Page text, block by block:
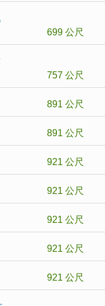
699 公尺
757 公尺
891 公尺
891 公尺
921 公尺
921 公尺
921 公尺
921 公尺
921 公尺